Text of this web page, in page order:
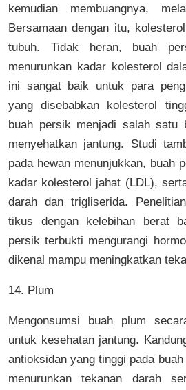
kemudian membuangnya,
Bersamaan dengan itu,
tubuh. Tidak heran, buah
menurunkan kadar kolesterol
ini sangat baik untuk para
yang disebabkan kolesterol
buah persik menjadi salah satu
menyehatkan jantung. Studi
pada hewan menunjukkan, buah
kadar kolesterol jahat (LDL),
darah dan trigliserida.
tikus dengan kelebihan berat
persik terbukti mengurangi
dikenal mampu meningkatkan
14. Plum
Mengonsumsi buah plum
untuk kesehatan jantung.
antioksidan yang tinggi pada
menurunkan tekanan darah